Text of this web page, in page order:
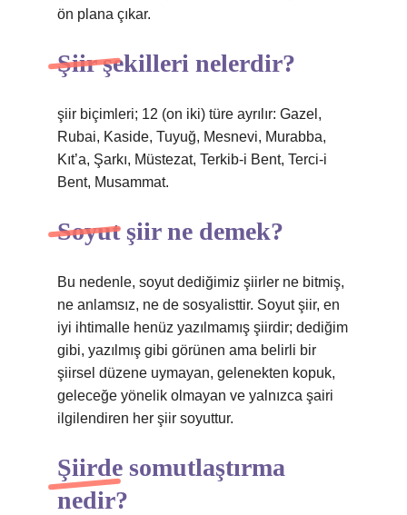
ön plana çıkar.
Şiir şekilleri nelerdir?
şiir biçimleri; 12 (on iki) türe ayrılır: Gazel,
Rubai, Kaside, Tuyuğ, Mesnevi, Murabba,
Kıt’a, Şarkı, Müstezat, Terkib-i Bent, Terci-i
Bent, Musammat.
Soyut şiir ne demek?
Bu nedenle, soyut dediğimiz şiirler ne bitmiş,
ne anlamsız, ne de sosyalisttir. Soyut şiir, en
iyi ihtimalle henüz yazılmamış şiirdir; dediğim
gibi, yazılmış gibi görünen ama belirli bir
şiirsel düzene uymayan, gelenekten kopuk,
geleceğe yönelik olmayan ve yalnızca şairi
ilgilendiren her şiir soyuttur.
Şiirde somutlaştırma
nedir?